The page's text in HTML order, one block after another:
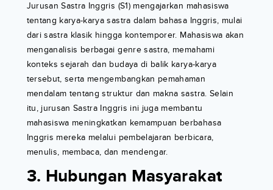
Jurusan Sastra Inggris (S1) mengajarkan mahasiswa
tentang karya-karya sastra dalam bahasa Inggris, mulai
dari sastra klasik hingga kontemporer. Mahasiswa akan
menganalisis berbagai genre sastra, memahami
konteks sejarah dan budaya di balik karya-karya
tersebut, serta mengembangkan pemahaman
mendalam tentang struktur dan makna sastra. Selain
itu, jurusan Sastra Inggris ini juga membantu
mahasiswa meningkatkan kemampuan berbahasa
Inggris mereka melalui pembelajaran berbicara,
menulis, membaca, dan mendengar.
3. Hubungan Masyarakat